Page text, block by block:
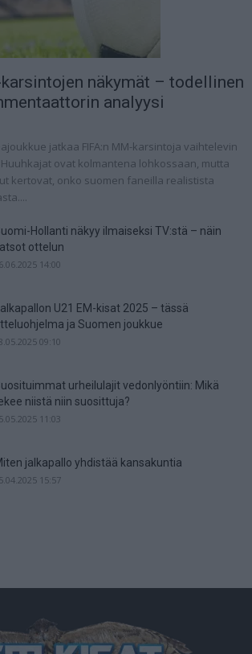
näkymät – todellinen
analyysi
jatkaa FIFA:n MM-karsintoja vaihtelevin
ovat kolmantena lohkossaan, mutta
kertovat, onko suomen faneilla realistista
Hollanti näkyy ilmaiseksi TV:stä – näin
ottelun
14:00
U21 EM-kisat 2025 – tässä
ja Suomen joukkue
09:10
urheilulajit vedonlyöntiin: Mikä
niistä niin suosittuja?
11:03
jalkapallo yhdistää kansakuntia
15:57